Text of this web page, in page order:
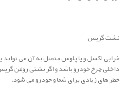
نشت گریس
خرابی اکسل و یا پلوس متصل به آن می
داخلی چرخ خودرو باشد و اگر نشتی روغن
خطر های زیادی برای شما و خودرو می شود.